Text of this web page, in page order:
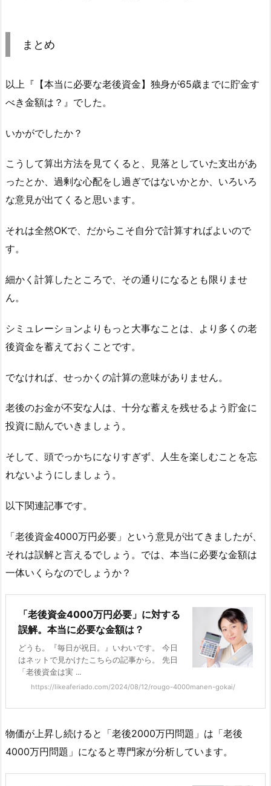
まとめ
以上『【本当に必要な老後資金】独身が65歳までに貯金す
べき金額は？』でした。
いかがでしたか？
こうして算出方法を見てくると、見落としていた支出があ
ったとか、過剰な心配をし過ぎではないかとか、いろいろ
な意見が出てくると思います。
それは全然OKで、だからこそ自分で計算すればよいので
す。
細かく計算したところで、その通りになるとも限りませ
ん。
シミュレーションよりもっと大事なことは、より多くの老
後資金を蓄えておくことです。
でなければ、せっかくの計算の意味がありません。
老後のお金が不安な人は、十分な蓄えを残せるよう貯金に
投資に励んでいきましょう。
そして、頭でっかちになりすぎず、人生を楽しむことを忘
れないようにしましょう。
以下関連記事です。
「老後資金4000万円必要」という意見が出てきましたが、
それは誤解と言えるでしょう。では、本当に必要な金額は
一体いくらなのでしょうか？
「老後資金4000万円必要」に対する
誤解。本当に必要な金額は？
どうも。『毎日が祝日。』いわいです。 今日
はネットで見かけたこちらの記事から。 先日
「老後資金は実 ...
https://likeaferiado.com/2024/08/12/rougo-4000manen-gokai/
物価が上昇し続けると「老後2000万円問題」は「老後
4000万円問題」になると専門家が分析しています。